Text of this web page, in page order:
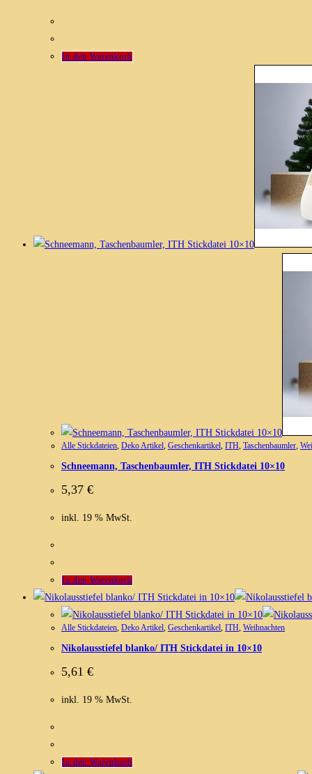
In den Warenkorb
Alle Stickdateien Deko Artikel Geschenkartikel ITH Taschenbaumler
Schneemann, Taschenbaumler, ITH Stickdatei 10×10
5,37 €
inkl. 19 % MwSt.
In den Warenkorb
Alle Stickdateien Deko Artikel Geschenkartikel ITH Weihnachten
Nikolausstiefel blanko/ ITH Stickdatei in 10×10
5,61 €
inkl. 19 % MwSt.
In den Warenkorb